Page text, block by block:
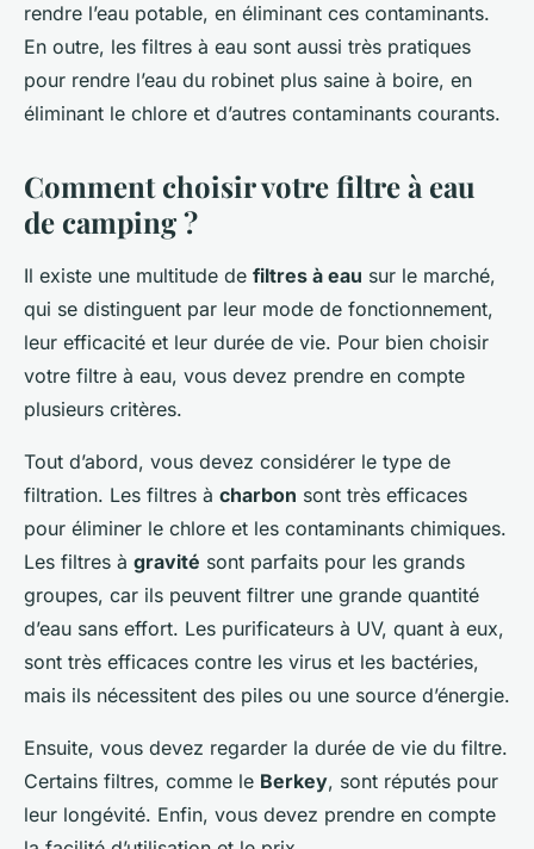
rendre l’eau potable, en éliminant ces contaminants.
En outre, les filtres à eau sont aussi très pratiques
pour rendre l’eau du robinet plus saine à boire, en
éliminant le chlore et d’autres contaminants courants.
Comment choisir votre filtre à eau
de camping ?
Il existe une multitude de filtres à eau sur le marché,
qui se distinguent par leur mode de fonctionnement,
leur efficacité et leur durée de vie. Pour bien choisir
votre filtre à eau, vous devez prendre en compte
plusieurs critères.
Tout d’abord, vous devez considérer le type de
filtration. Les filtres à charbon sont très efficaces
pour éliminer le chlore et les contaminants chimiques.
Les filtres à gravité sont parfaits pour les grands
groupes, car ils peuvent filtrer une grande quantité
d’eau sans effort. Les purificateurs à UV, quant à eux,
sont très efficaces contre les virus et les bactéries,
mais ils nécessitent des piles ou une source d’énergie.
Ensuite, vous devez regarder la durée de vie du filtre.
Certains filtres, comme le Berkey, sont réputés pour
leur longévité. Enfin, vous devez prendre en compte